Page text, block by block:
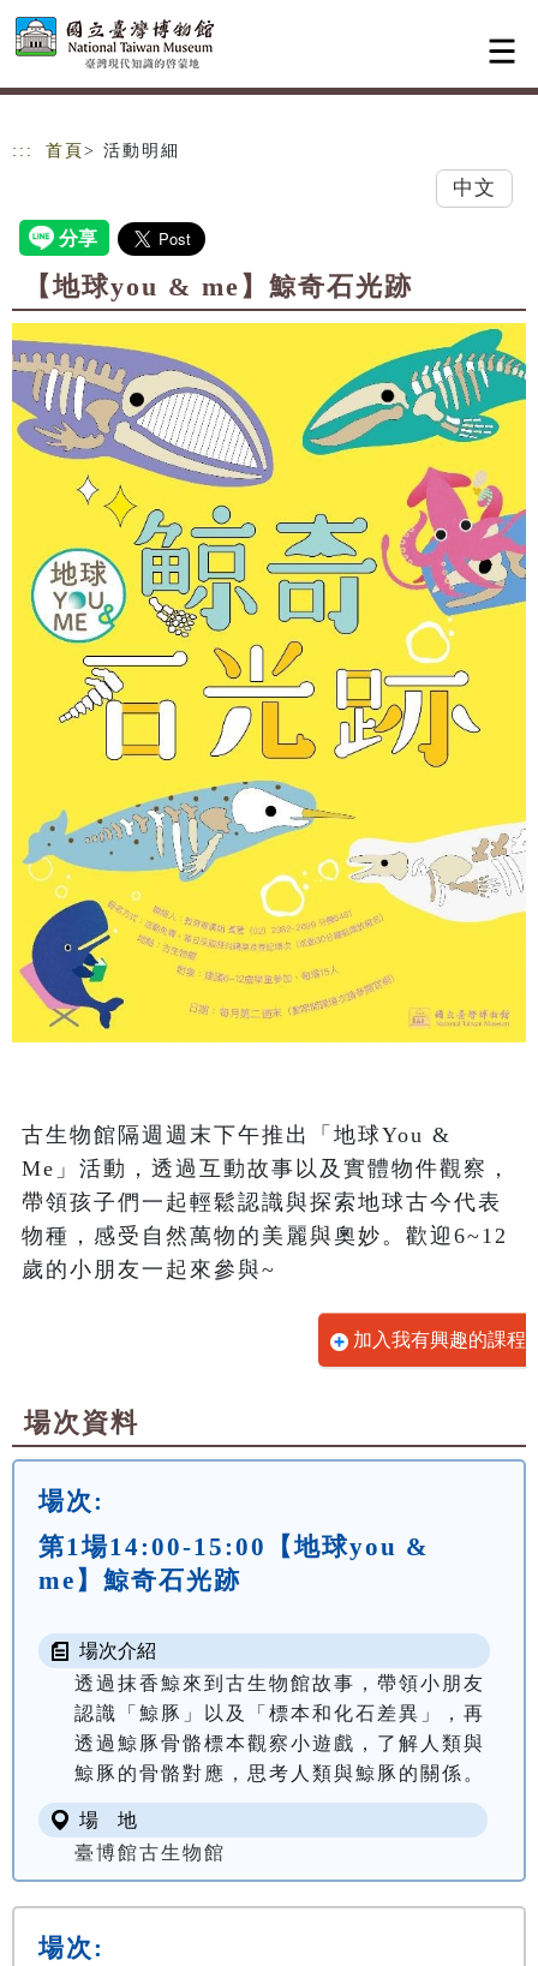
跳到主要內容
網站導覽
::: 首頁 > 活動明細
中文
【地球you & me】鯨奇石光跡
古生物館隔週週末下午推出「地球You &
Me」活動，透過互動故事以及實體物件觀察，
帶領孩子們一起輕鬆認識與探索地球古今代表
物種，感受自然萬物的美麗與奧妙。歡迎6~12
歲的小朋友一起來參與~
加入我有興趣的課程
場次資料
場次:
第1場14:00-15:00【地球you &
me】鯨奇石光跡
場次介紹
透過抹香鯨來到古生物館故事，帶領小朋友
認識「鯨豚」以及「標本和化石差異」，再
透過鯨豚骨骼標本觀察小遊戲，了解人類與
場 地
臺博館古生物館
場次: